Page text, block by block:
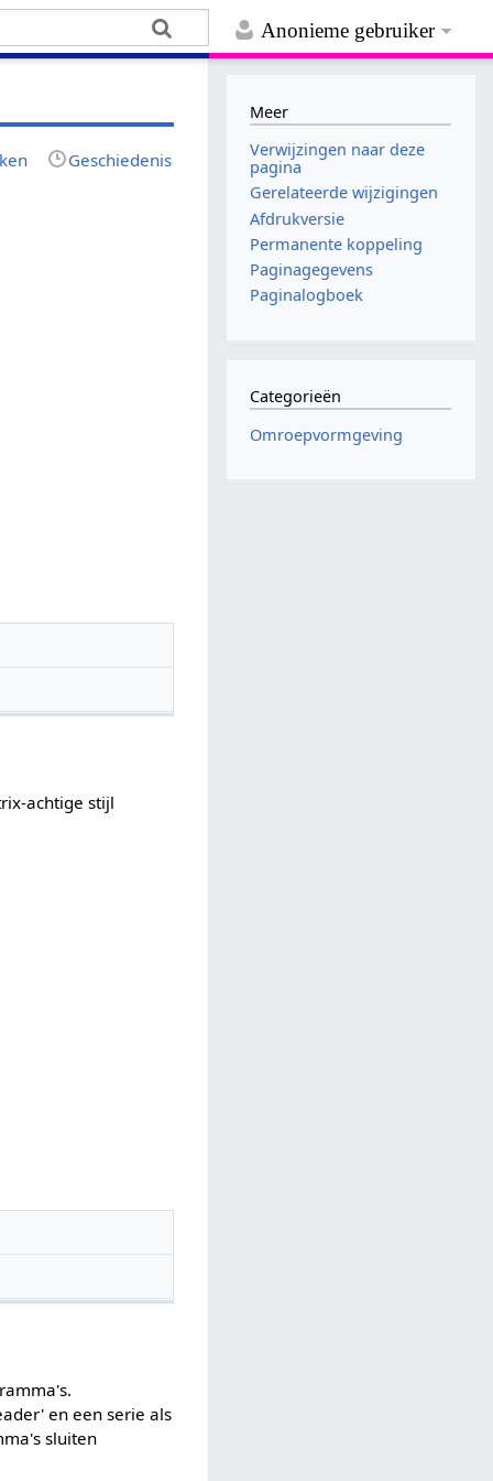
Anonieme gebruiker
Geschiedenis
achtige stijl
en een serie als
sluiten
Meer
Verwijzingen naar deze
pagina
Gerelateerde wijzigingen
Afdrukversie
Permanente koppeling
Paginagegevens
Paginalogboek
Categorieën
Omroepvormgeving